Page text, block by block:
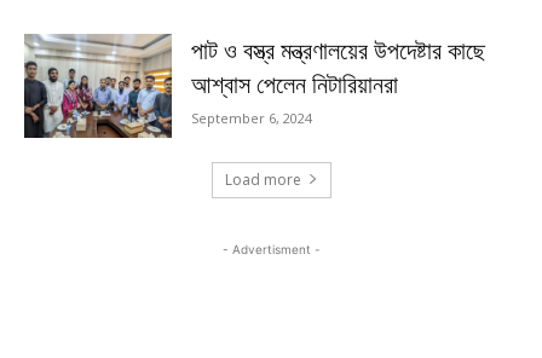
পাট ও বস্ত্র মন্ত্রণালয়ের উপদেষ্টার কাছে
আশ্বাস পেলেন নিটারিয়ানরা
September 6, 2024
Load more
- Advertisment -